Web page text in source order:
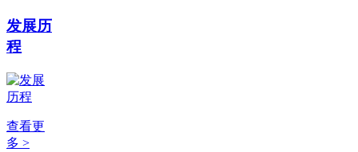
发展历
程
查看更
多 >